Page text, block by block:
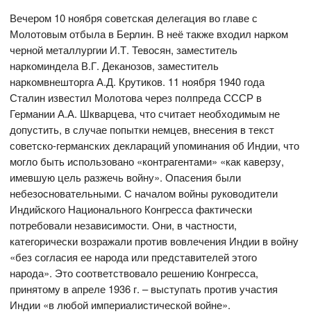
Вечером 10 ноября советская делегация во главе с
Молотовым отбыла в Берлин. В неё также входил нарком
черной металлургии И.Т. Тевосян, заместитель
наркоминдела В.Г. Деканозов, заместитель
наркомвнешторга А.Д. Крутиков. 11 ноября 1940 года
Сталин известил Молотова через полпреда СССР в
Германии А.А. Шкварцева, что считает необходимым не
допустить, в случае попытки немцев, внесения в текст
советско-германских деклараций упоминания об Индии, что
могло быть использовано «контрагентами» «как каверзу,
имевшую цель разжечь войну». Опасения были
небезосновательными. С началом войны руководители
Индийского Национального Конгресса фактически
потребовали независимости. Они, в частности,
категорически возражали против вовлечения Индии в войну
«без согласия ее народа или представителей этого
народа». Это соответствовало решению Конгресса,
принятому в апреле 1936 г. – выступать против участия
Индии «в любой империалистической войне».